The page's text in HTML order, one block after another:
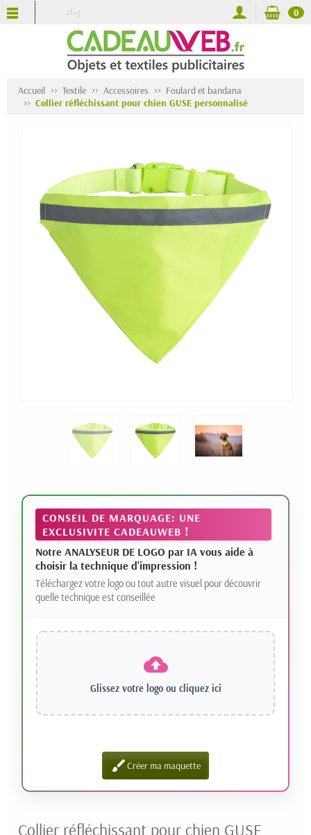
Blog 0
Accueil Textile Accessoires
Foulard et bandana
Collier réfléchissant pour chien GUSE personnalisé
CONSEIL DE MARQUAGE: UNE
EXCLUSIVITE CADEAUWEB !
Notre ANALYSEUR DE LOGO par IA vous aide à
choisir la technique d'impression !
Téléchargez votre logo ou tout autre visuel pour découvrir
quelle technique est conseillée
Glissez votre logo ou cliquez ici
brushCréer ma maquette
Collier réfléchissant pour chien GUSE